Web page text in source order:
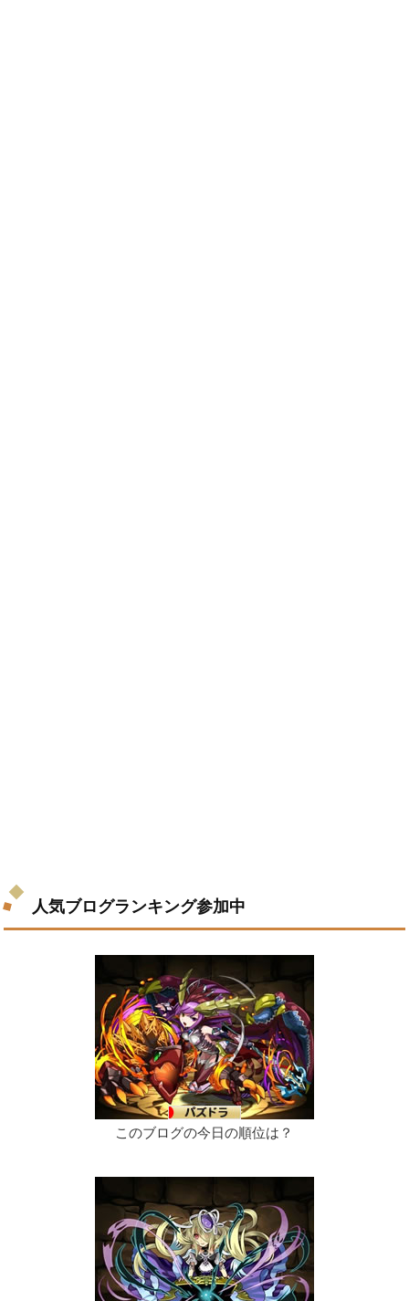
人気ブログランキング参加中
このブログの今日の順位は？